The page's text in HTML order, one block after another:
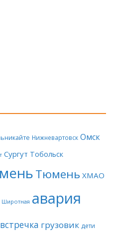
Нижневартовск Омск
Сургут Тобольск
Тюмень ХМАО
Широтная авария
встречка грузовик дети